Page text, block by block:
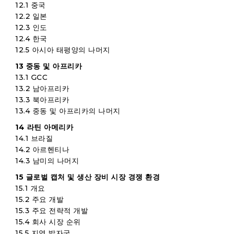
12.1 중국
12.2 일본
12.3 인도
12.4 한국
12.5 아시아 태평양의 나머지
13 중동 및 아프리카
13.1 GCC
13.2 남아프리카
13.3 북아프리카
13.4 중동 및 아프리카의 나머지
14 라틴 아메리카
14.1 브라질
14.2 아르헨티나
14.3 남미의 나머지
15 글로벌 캡처 및 생산 장비 시장 경쟁 환경
15.1 개요
15.2 주요 개발
15.3 주요 전략적 개발
15.4 회사 시장 순위